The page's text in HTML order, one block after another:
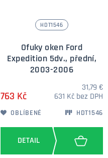
HDT1546
Ofuky oken Ford
Expedition 5dv., přední,
2003-2006
763 Kč
31,79 €
631 Kč bez DPH
OBLÍBENÉ HDT1546